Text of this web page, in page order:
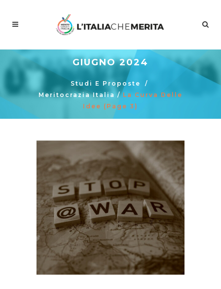
GIUGNO 2024
Studi E Proposte
/
Meritocrazia Italia /La Curva Delle
Idee (Page 3)